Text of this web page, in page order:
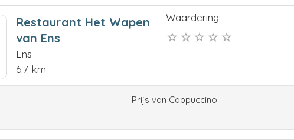
Restaurant Het Wapen
van Ens
Ens
6.7 km
Waardering:
Prijs van Cappuccino